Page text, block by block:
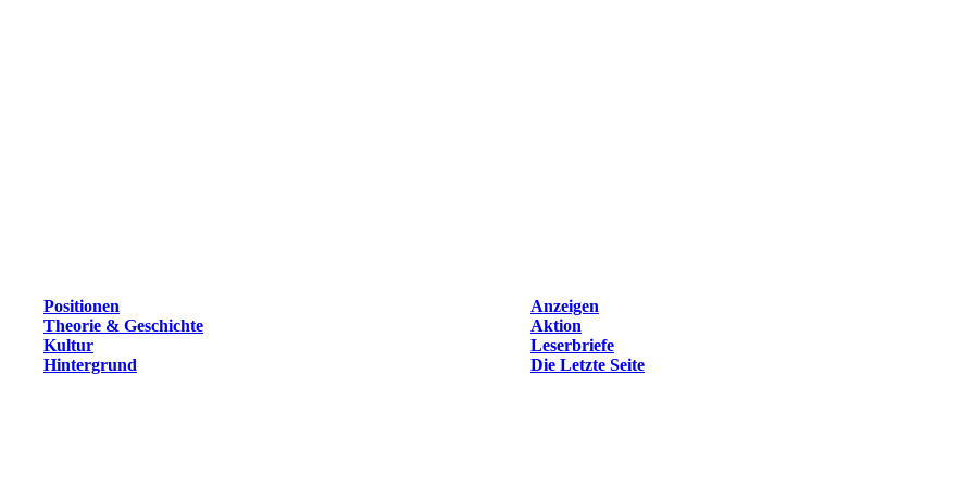
Positionen
Anzeigen
Theorie & Geschichte
Aktion
Kultur
Leserbriefe
Hintergrund Die Letzte Seite